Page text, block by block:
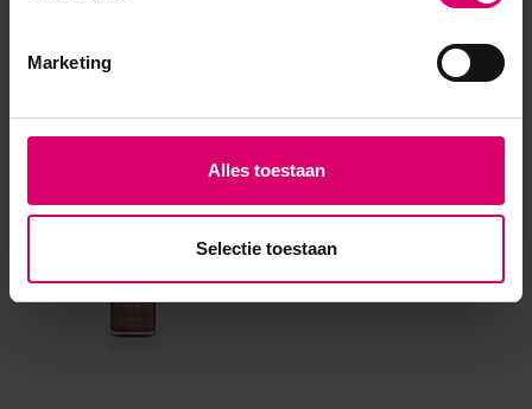
Marketing
Alles toestaan
Selectie toestaan